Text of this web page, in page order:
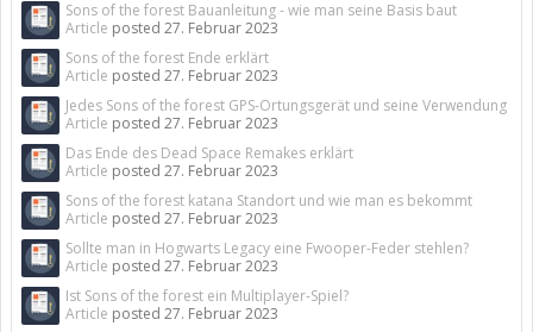
Sons of the forest Bauanleitung - wie man seine Basis baut
Article posted 27. Februar 2023
Sons of the forest Ende erklärt
Article posted 27. Februar 2023
Jedes Sons of the forest GPS-Ortungsgerät und seine Verwendung
Article posted 27. Februar 2023
Das Ende des Dead Space Remakes erklärt
Article posted 27. Februar 2023
Sons of the forest katana Standort und wie man es bekommt
Article posted 27. Februar 2023
Sollte man in Hogwarts Legacy eine Fwooper-Feder stehlen?
Article posted 27. Februar 2023
Ist Sons of the forest ein Multiplayer-Spiel?
Article posted 27. Februar 2023